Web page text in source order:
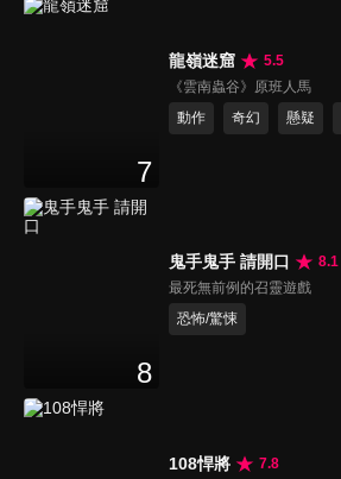
7
龍嶺迷窟
5.5
《雲南蟲谷》原班人馬
動作
奇幻 懸疑
8
鬼手鬼手 請開口
8.1
最死無前例的召靈遊戲
恐怖/驚悚
108悍將
7.8